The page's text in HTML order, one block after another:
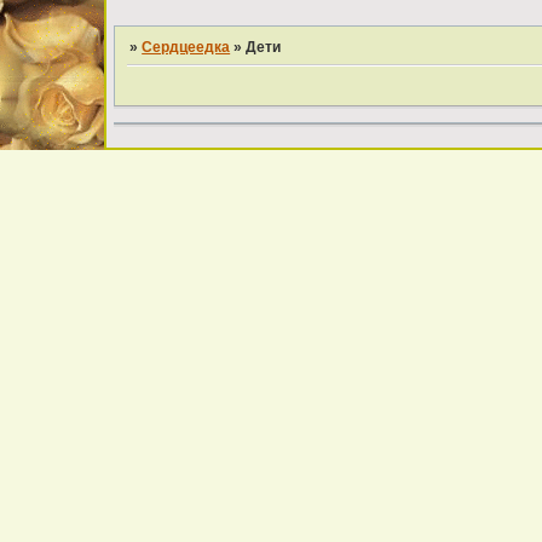
»Cердцеедка »Дети